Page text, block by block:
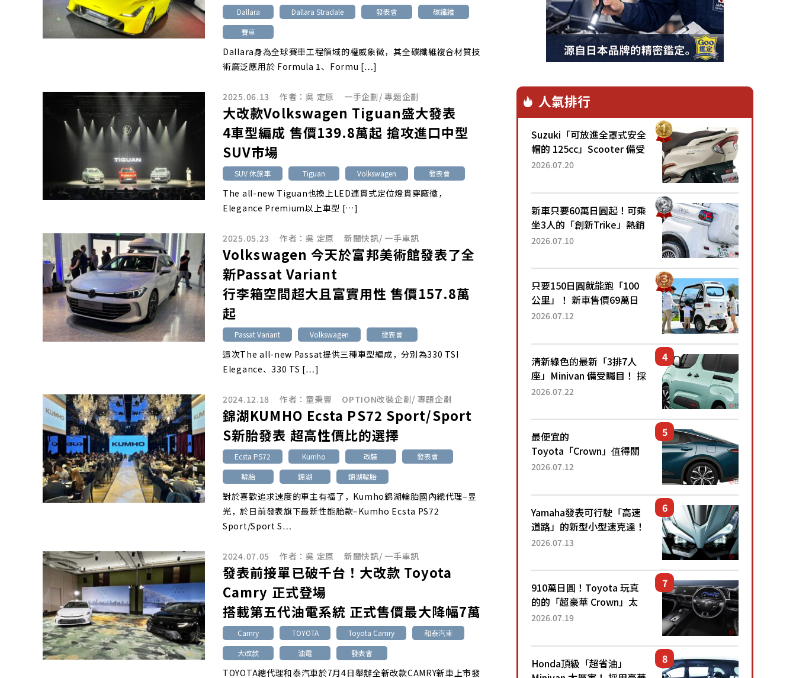
Dallara Dallara Stradale 發表會
碳纖維
賽車
Dallara身為全球賽車工程領域的權威象徵，其全碳纖維複合材質技
術廣泛應用於 Formula 1、Formu […]
2025.06.13 作者：吳 定原 一手企劃 /專題企劃
大改款Volkswagen Tiguan盛大發表
4車型編成 售價139.8萬起 搶攻進口中型
SUV市場
SUV 休旅車 Tiguan Volkswagen 發表會
The all-new Tiguan也換上LED連貫式定位燈貫穿廠徽，
Elegance Premium以上車型 […]
2025.05.23 作者：吳 定原 新聞快訊/ 一手車訊
Volkswagen 今天於富邦美術館發表了全
新Passat Variant
行李箱空間超大且富實用性 售價157.8萬
起
Passat Variant Volkswagen 發表會
這次The all-new Passat提供三種車型編成，分別為330 TSI
Elegance、330 TS […]
2024.12.18 作者： 童秉豐 OPTION改裝企劃/ 專題企劃
錦湖KUMHO Ecsta PS72 Sport/Sport
S新胎發表 超高性價比的選擇
Ecsta PS72 Kumho 改裝
發表會
輪胎
錦湖 錦湖輪胎
對於喜歡追求速度的車主有福了，Kumho錦湖輪胎國內總代理–昱
光，於日前發表旗下最新性能胎款–Kumho Ecsta PS72
Sport/Sport S…
2024.07.05 作者：吳 定原 新聞快訊/ 一手車訊
發表前接單已破千台！大改款 Toyota
Camry 正式登場
搭載第五代油電系統 正式售價最大降幅7萬
Camry TOYOTA Toyota Camry
和泰汽車
大改款
油電 發表會
TOYOTA總代理和泰汽車於7月4日舉辦全新改款CAMRY新車上市發
人氣排行
Suzuki「可放進全罩式安全
帽的 125cc」Scooter 備受
矚目！採用全新流線設計與
已陸續開始出口的新款
「B...
2026.07.20
新車只要60萬日圓起！可乘
坐3人的「創新Trike」熱銷
大賣成為人氣車款！「養車
日圓就能跑100公里」「小
朋友坐得...
2026.07.10
只要150日圓就能跑「100
公里」！ 新車售價69萬日
圓的「3人座」Trike大受歡
為何能迅速熱賣？
2026.07.12
清新綠色的最新「3排7人
座」Minivan 備受矚目！ 採
用全長4.7公尺剛剛好的車
還推出467萬元日圓起的5
人座版...
2026.07.22
最便宜的
Toyota「Crown」值得關
注！ 搭載4WD、每公升
眼！ 配備豐富、超越售價
水準，堪稱高CP值代表的
「...
2026.07.12
Yamaha發表可行駛「高速
道路」的新型小型速克達！
搭載能享受超強勁「渦輪
高階「Super Sport」車款
相同的...
2026.07.13
910萬日圓！Toyota 玩真
的的「超豪華 Crown」太
厲害了！採用由「匠人技
運動化「底盤設定」！還配
備專屬豪華...
2026.07.19
Honda頂級「超省油」